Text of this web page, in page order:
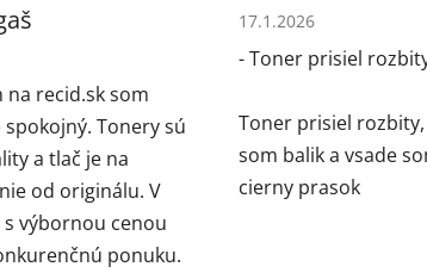
obchodu je 5 z 5 hviezdičiek.
na recid.sk som
Tonery sú
a tlač je na
od originálu. V
výbornou cenou
ponuku.
Hodnotenie obchodu
17.1.2026
- Toner prisiel
Toner prisiel
som balik a vsade
cierny prasok